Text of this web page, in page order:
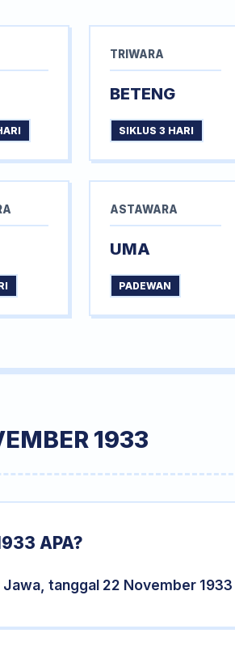
TRIWARA
BETENG
SIKLUS 3 HARI
ASTAWARA
UMA
PADEWAN
1933
APA?
tanggal 22 November